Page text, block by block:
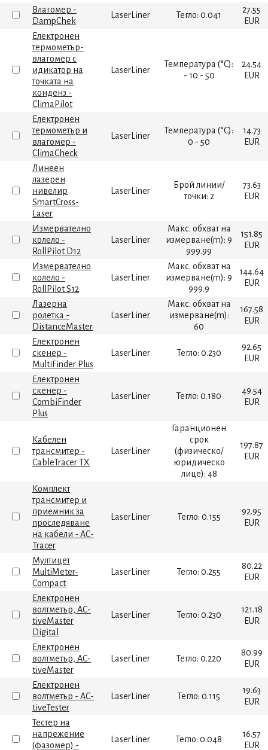
Влагомер -
DampChek
LaserLiner Тегло: 0.041
27.55
EUR
Електронен
термометър-
влагомер с
идикатор на
точката на
конденз -
ClimaPilot
LaserLiner
Температура (°C):
- 10 - 50
24.54
EUR
Електронен
термометър и
влагомер -
ClimaCheck
LaserLiner
Температура (°C):
0 - 50
14.73
EUR
Линеен
лазерен
нивелир
SmartCross-
Laser
LaserLiner
Брой линии/
точки: 2
73.63
EUR
Измервателно
колело -
RollPilot D12
LaserLiner
Макс. обхват на
измерване(m): 9
999.99
151.85
EUR
Измервателно
колело -
RollPilot S12
LaserLiner
Макс. обхват на
измерване(m): 9
999.9
144.64
EUR
Лазерна
ролетка -
DistanceMaster
LaserLiner
Макс. обхват на
измерване(m):
60
167.58
EUR
Електронен
скенер -
MultiFinder Plus
LaserLiner Тегло: 0.230
92.65
EUR
Електронен
скенер -
CombiFinder
Plus
LaserLiner Тегло: 0.180
49.54
EUR
Кабелен
трансмитер -
CableTracer TX
LaserLiner
Гаранционен
срок
(физическо/
юридическо
лице): 48
197.87
EUR
Комплект
трансмитер и
приемник за
проследяване
на кабели - AC-
Tracer
LaserLiner Тегло: 0.155
92.95
EUR
Мултицет
MultiMeter-
Compact
LaserLiner Тегло: 0.255
80.22
EUR
Електронен
волтметър, AC-
tiveMaster
Digital
LaserLiner Тегло: 0.230
121.18
EUR
Електронен
волтметър, AC-
tiveMaster
LaserLiner Тегло: 0.220
80.99
EUR
Електронен
волтметър - AC-
tiveTester
LaserLiner Тегло: 0.115
19.63
EUR
Тестер на
напрежение
(фазомер) -
LaserLiner Тегло: 0.048
16.57
EUR